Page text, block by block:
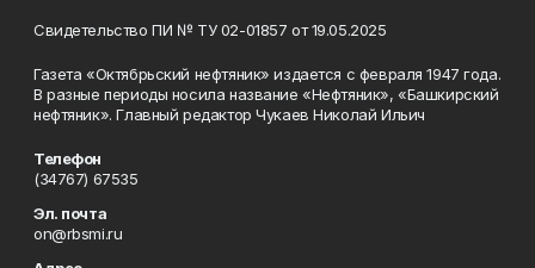
Свидетельство ПИ № ТУ 02-01857 от 19.05.2025
Газета «Октябрьский нефтяник» издается с февраля 1947 года.
В разные периоды носила название «Нефтяник», «Башкирский
нефтяник». Главный редактор Чукаев Николай Ильич
Телефон
(34767) 67535
Эл. почта
on@rbsmi.ru